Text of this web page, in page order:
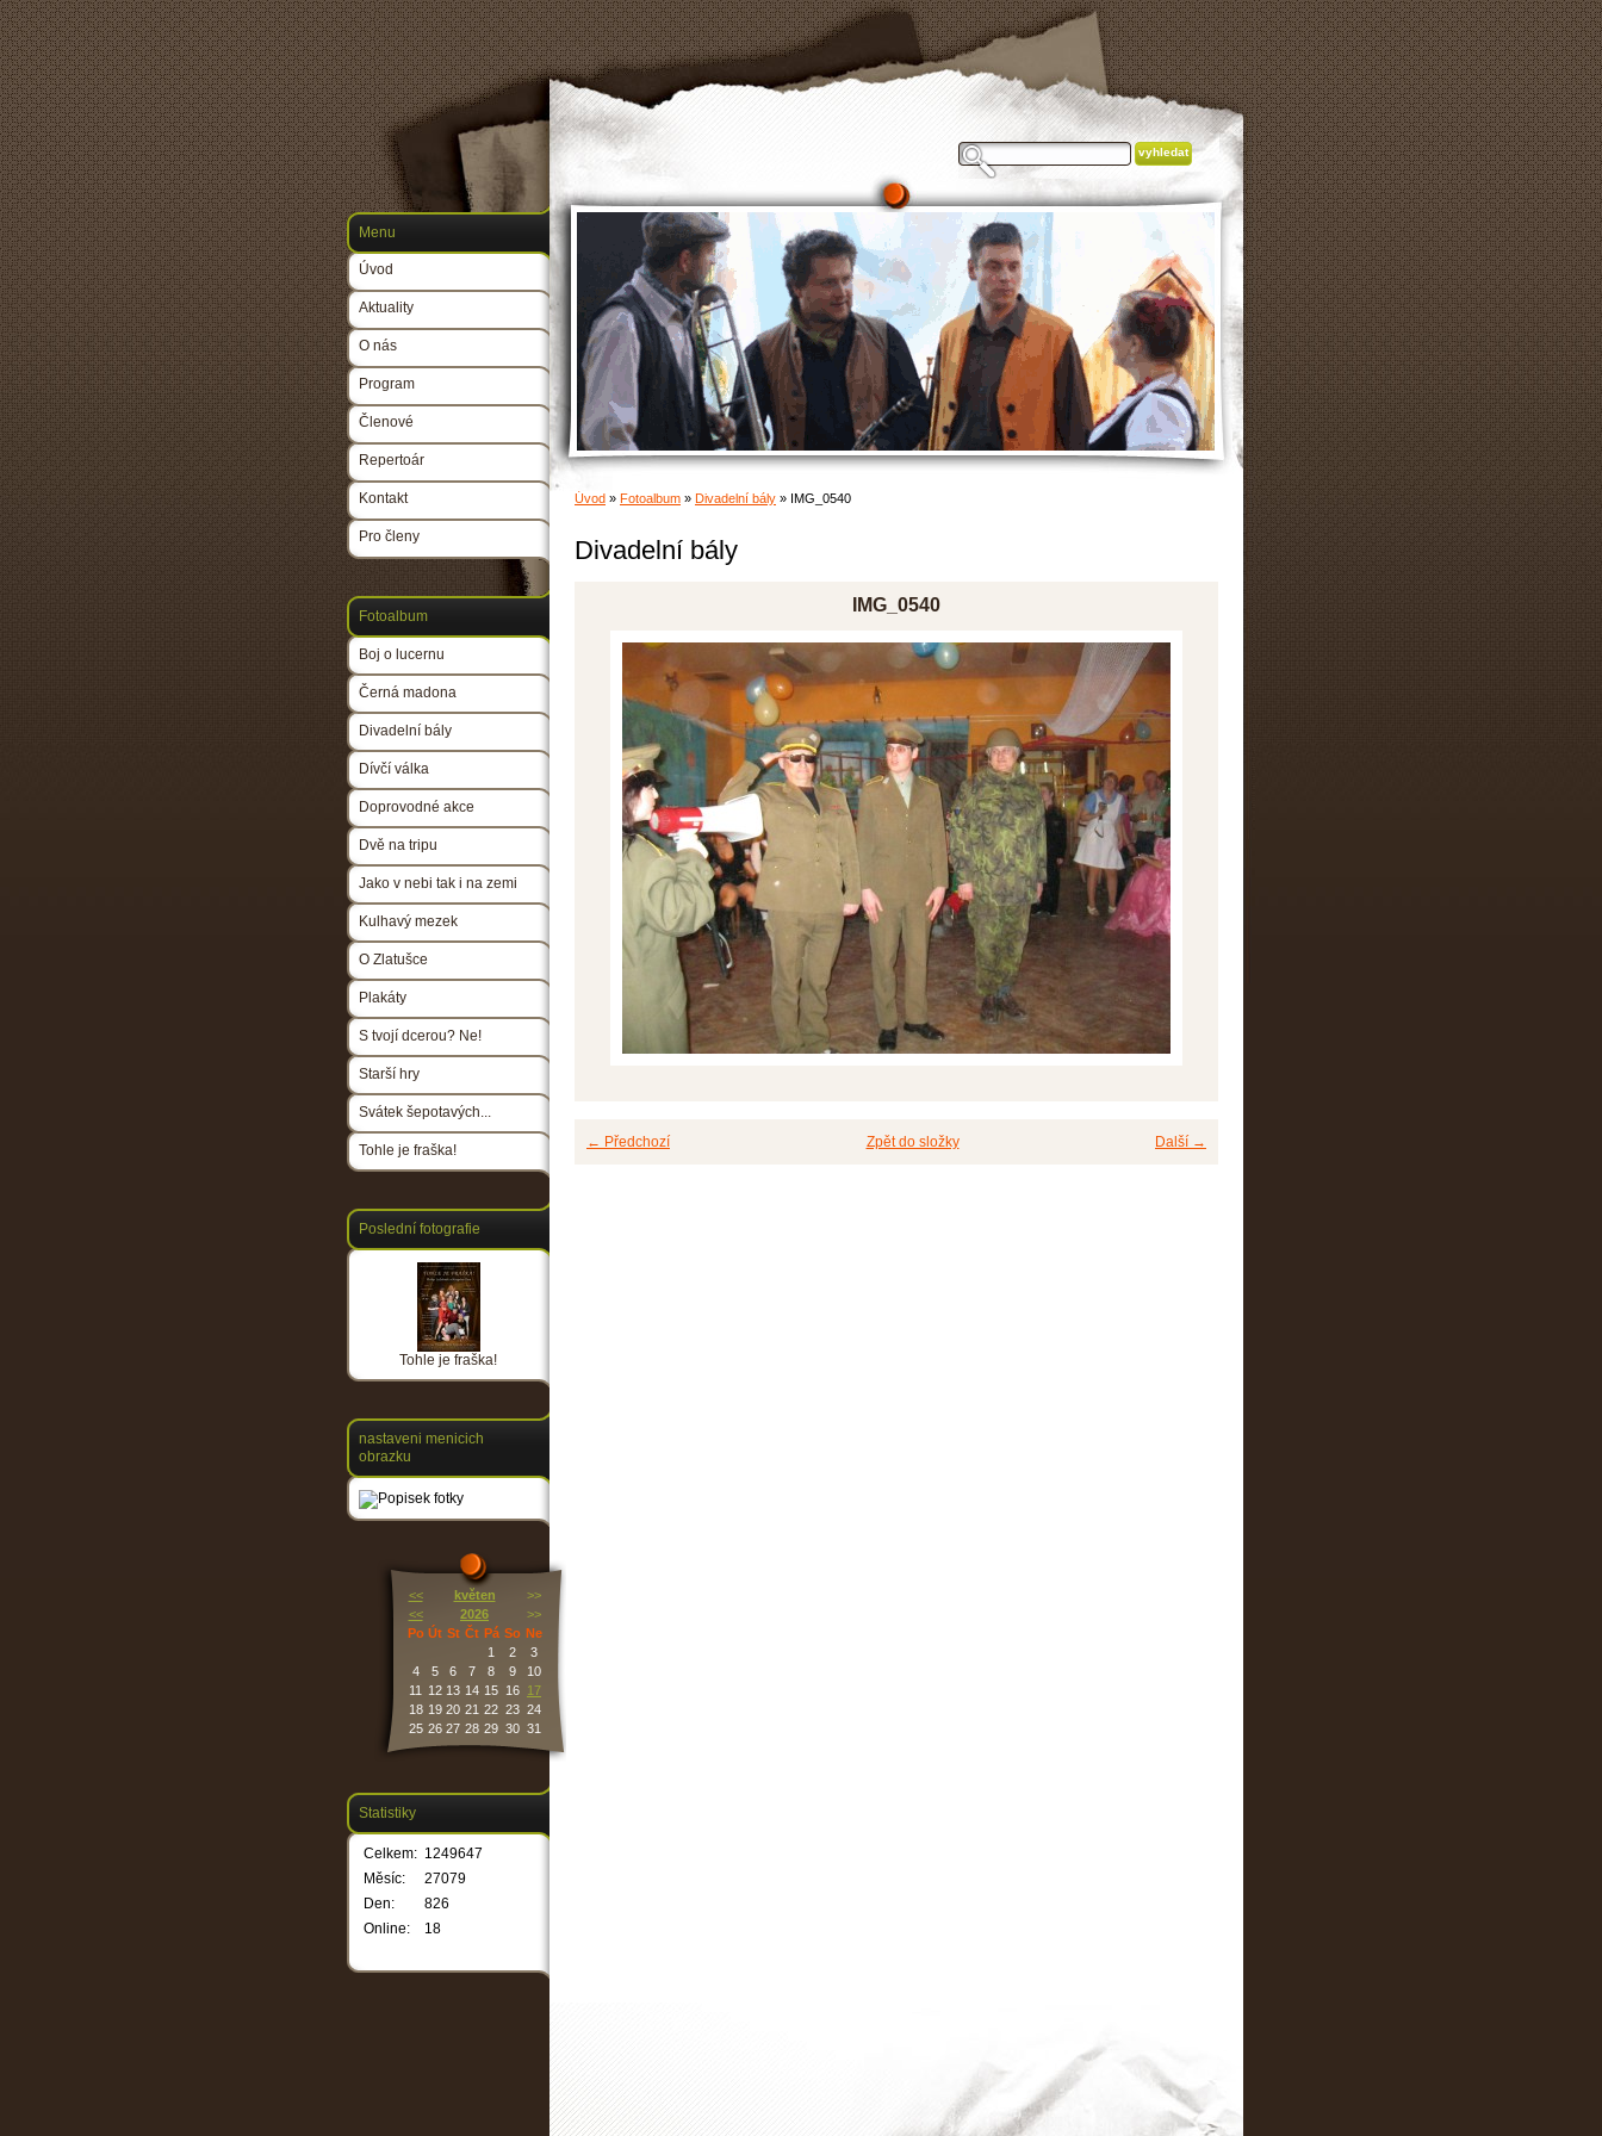
Úvod » Fotoalbum » Divadelní bály » IMG_0540
Divadelní bály
IMG_0540
← Předchozí Další →
Zpět do složky
Menu
Úvod
Aktuality
O nás
Program
Členové
Repertoár
Kontakt
Pro členy
Fotoalbum
Boj o lucernu
Černá madona
Divadelní bály
Dívčí válka
Doprovodné akce
Dvě na tripu
Jako v nebi tak i na zemi
Kulhavý mezek
O Zlatušce
Plakáty
S tvojí dcerou? Ne!
Starší hry
Svátek šepotavých...
Tohle je fraška!
Poslední fotografie
Tohle je fraška!
nastaveni menicich
obrazku
<< květen
>>
<<
2026
>>
Po Út St Čt Pá So Ne
1
2
3
4
5 6 7 8 9
10
11
12 13 14 15 16
17
18 19 20 21 22 23 24
25 26 27 28 29 30 31
Statistiky
Online: 18
Celkem: 1249647
Měsíc:
27079
Den:
826